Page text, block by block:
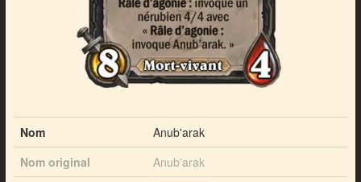
Nom
Anub'arak
Nom original
Anub'arak